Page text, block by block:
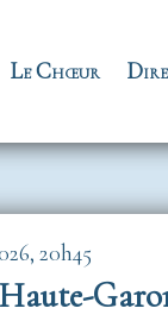
Le Chœur
20h45
- Haute-